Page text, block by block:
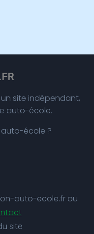
un site indépendant,
auto-école.
école ?
auto-ecole.fr ou
site